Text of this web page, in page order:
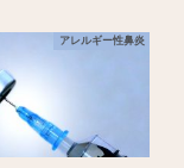
アレルギー性鼻炎